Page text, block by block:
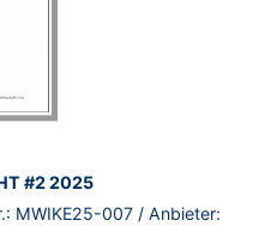
#2 2025
MWIKE25-007 / Anbieter: